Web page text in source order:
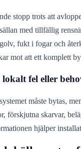
stopp trots att
med tillfällig
fukt i fogar och
mot att ett komplett
fel eller
måste bytas,
förskjutna skarvar,
hjälper